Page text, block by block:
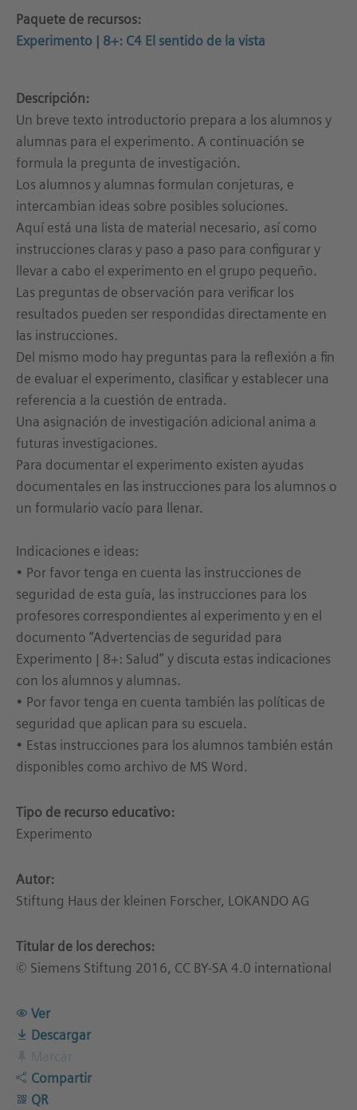
Paquete de recursos:
Experimento | 8+: C4 El sentido de la vista
Descripción:
Un breve texto introductorio prepara a los alumnos y
alumnas para el experimento. A continuación se
formula la pregunta de investigación.
Los alumnos y alumnas formulan conjeturas, e
intercambian ideas sobre posibles soluciones.
Aquí está una lista de material necesario, así como
instrucciones claras y paso a paso para configurar y
llevar a cabo el experimento en el grupo pequeño.
Las preguntas de observación para verificar los
resultados pueden ser respondidas directamente en
las instrucciones.
Del mismo modo hay preguntas para la reflexión a fin
de evaluar el experimento, clasificar y establecer una
referencia a la cuestión de entrada.
Una asignación de investigación adicional anima a
futuras investigaciones.
Para documentar el experimento existen ayudas
documentales en las instrucciones para los alumnos o
un formulario vacío para llenar.
Indicaciones e ideas:
• Por favor tenga en cuenta las instrucciones de
seguridad de esta guía, las instrucciones para los
profesores correspondientes al experimento y en el
documento “Advertencias de seguridad para
Experimento | 8+: Salud” y discuta estas indicaciones
con los alumnos y alumnas.
• Por favor tenga en cuenta también las políticas de
seguridad que aplican para su escuela.
• Estas instrucciones para los alumnos también están
disponibles como archivo de MS Word.
Tipo de recurso educativo:
Experimento
Autor:
Stiftung Haus der kleinen Forscher, LOKANDO AG
Titular de los derechos:
© Siemens Stiftung 2016, CC BY-SA 4.0 international
Ver
Descargar
Compartir
QR